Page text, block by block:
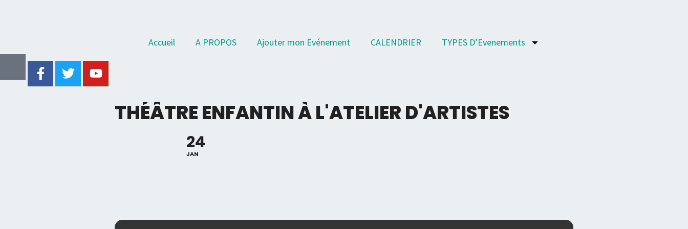
Accueil A PROPOS Ajouter mon Evénement CALENDRIER TYPES D’Evenements
THÉÂTRE ENFANTIN À L'ATELIER D'ARTISTES
24
JAN